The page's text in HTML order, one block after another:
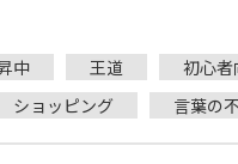
中 王道 初心者
ショッピング 言葉の